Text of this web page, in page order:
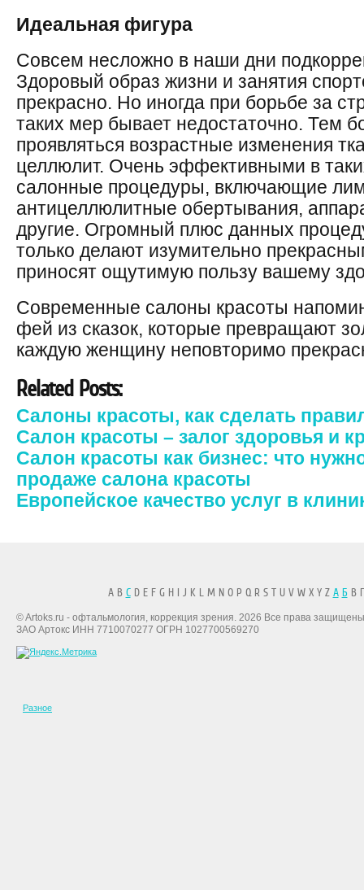
Идеальная фигура
Совсем несложно в наши дни
Здоровый образ жизни и занятия
прекрасно. Но иногда при борьбе за
таких мер бывает недостаточно. Тем
проявляться возрастные изменения
целлюлит. Очень эффективными в
салонные процедуры, включающие
антицеллюлитные обертывания,
другие. Огромный плюс данных
только делают изумительно
приносят ощутимую пользу вашему
Современные салоны красоты
фей из сказок, которые превращают
каждую женщину неповторимо
Related Posts:
Салоны красоты, как сделать
Салон красоты – залог здоровья и
Салон красоты как бизнес: что
продаже салона красоты
Европейское качество услуг в
A B CD E F G H I J K L M N O P Q R S T U V W X Y Z А БВ
© Artoks.ru - офтальмология, коррекция зрения. 2026 Все права
ЗАО Артокс ИНН 7710070277 ОГРН 1027700569270
Разное